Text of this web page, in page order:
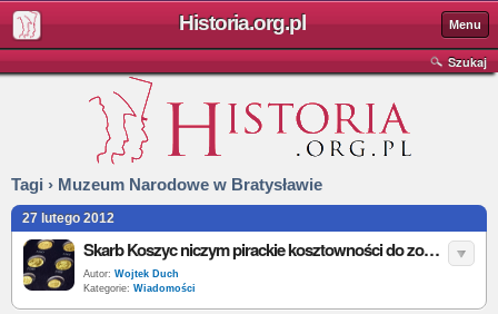
Historia.org.pl Menu
Szukaj
Tagi › Muzeum Narodowe w Bratysławie
27 lutego 2012
Skarb Koszyc niczym pirackie kosztowności do zobaczenia na Wawelu
Autor: Wojtek Duch
Kategorie: Wiadomości